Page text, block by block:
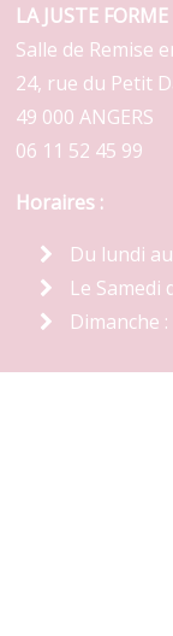
LA JUSTE FORME
Salle de Remise
24, rue du Petit
49 000 ANGERS
06 11 52 45 99
Horaires :
Du lundi
Le Samedi
Dimanche